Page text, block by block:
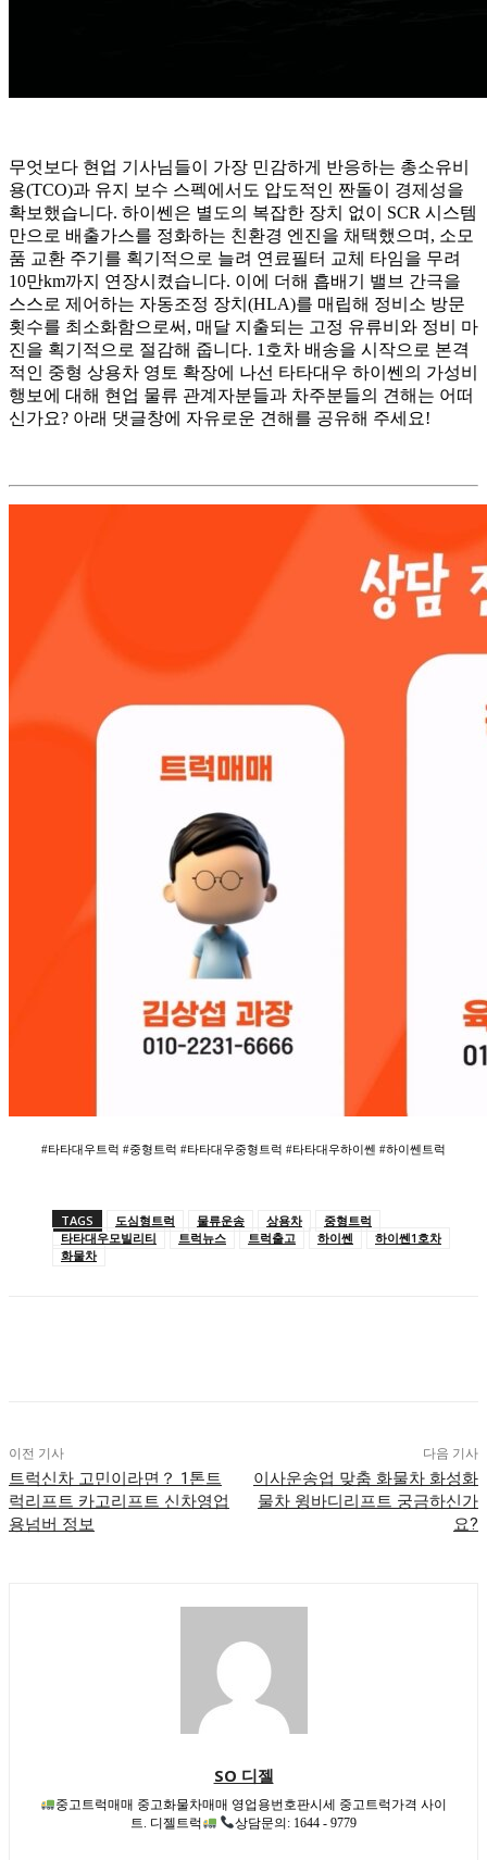
무엇보다 현업 기사님들이 가장 민감하게 반응하는 총소유비
용(TCO)과 유지 보수 스펙에서도 압도적인 짠돌이 경제성을
확보했습니다. 하이쎈은 별도의 복잡한 장치 없이 SCR 시스템
만으로 배출가스를 정화하는 친환경 엔진을 채택했으며, 소모
품 교환 주기를 획기적으로 늘려 연료필터 교체 타임을 무려
10만km까지 연장시켰습니다. 이에 더해 흡배기 밸브 간극을
스스로 제어하는 자동조정 장치(HLA)를 매립해 정비소 방문
횟수를 최소화함으로써, 매달 지출되는 고정 유류비와 정비 마
진을 획기적으로 절감해 줍니다. 1호차 배송을 시작으로 본격
적인 중형 상용차 영토 확장에 나선 타타대우 하이쎈의 가성비
행보에 대해 현업 물류 관계자분들과 차주분들의 견해는 어떠
신가요? 아래 댓글창에 자유로운 견해를 공유해 주세요!
#타타대우트럭 #중형트럭 #타타대우중형트럭 #타타대우하이쎈 #하이쎈트럭
TAGS 도심형트럭 물류운송 상용차
중형트럭
타타대우모빌리티
트럭뉴스 트럭출고 하이쎈
하이쎈1호차
화물차
이전 기사
트럭신차 고민이라면？ 1톤트
럭리프트 카고리프트 신차영업
용넘버 정보
다음 기사
이사운송업 맞춤 화물차 화성화
물차 윙바디리프트 궁금하신가
요?
SO 디젤
중고트럭매매 중고화물차매매 영업용번호판시세 중고트럭가격 사이
트. 디젤트럭
상담문의: 1644 - 9779